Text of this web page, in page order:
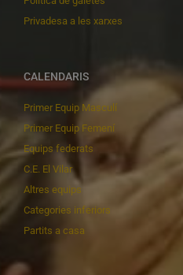
Privadesa a les xarxes
CALENDARIS
Primer Equip Masculí
Primer Equip Femení
Equips federats
C.E. El Vilar
Altres equips
Categories inferiors
Partits a casa